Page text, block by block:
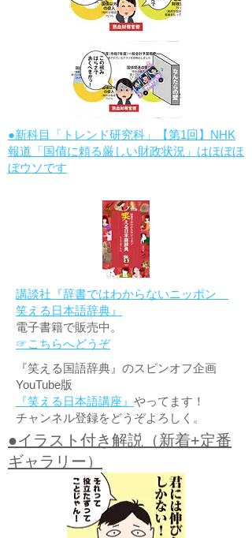
●新科目「トレンド研究科」【第1回】NHK
報道「国債に頼る厳しい財政状況」はほぼほ
ぼウソです
講談社『辞書ではわからないニッポン
笑える日本語辞典』
電子書籍で販売中。
☞こちらへどうぞ
『笑える国語辞典』のスピンオフ企画
YouTube版
『笑える日本語講座』 やってます！
チャンネル登録をどうぞよろしく。
●イラスト付き解説（新着+定番
ギャラリー）